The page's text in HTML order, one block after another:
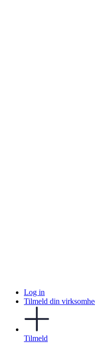
Log in
Tilmeld din
Tilmeld